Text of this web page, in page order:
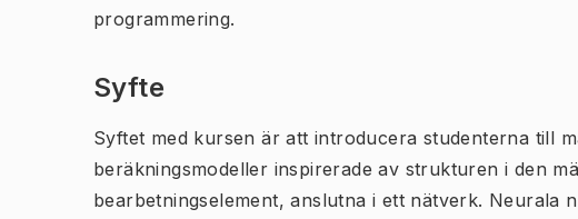
programmering.
Syfte
Syftet med kursen är att introducera studenterna till
beräkningsmodeller inspirerade av strukturen i den
bearbetningselement, anslutna i ett nätverk.